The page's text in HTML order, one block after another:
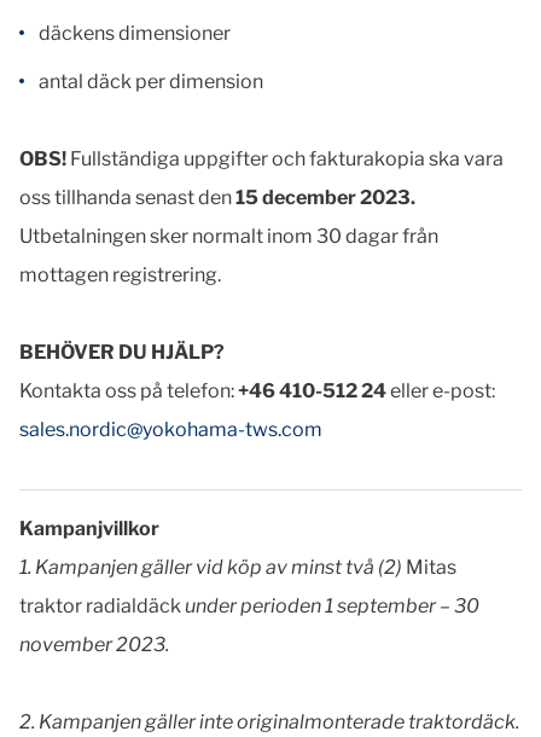
däckens dimensioner
antal däck per dimension
OBS! Fullständiga uppgifter och fakturakopia ska vara
oss tillhanda senast den15 december 2023.
Utbetalningen sker normalt inom 30 dagar från
mottagen registrering.
BEHÖVER DU HJÄLP?
Kontakta oss på telefon:+46 410-512 24eller e-post:
sales.nordic@yokohama-tws.com
Kampanjvillkor
1. Kampanjen gäller vid köp av minst två (2) Mitas
traktor radialdäckunder perioden 1 september – 30
november 2023.
2. Kampanjen gäller inte originalmonterade traktordäck.